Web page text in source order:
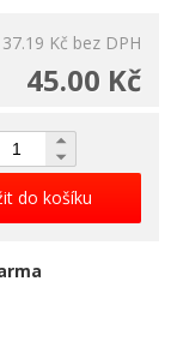
37.19 Kč bez DPH
45.00 Kč
do košíku